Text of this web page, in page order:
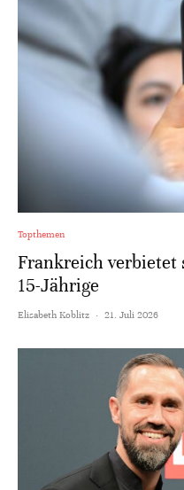
Topthemen
Frankreich
15-Jährige
Elisabeth Koblitz · 21. Juli 2026